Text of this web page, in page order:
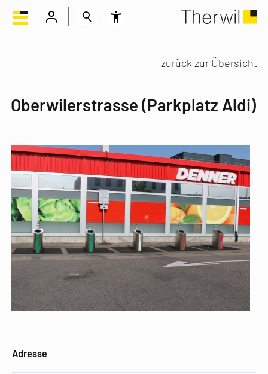
zurück zur Übersicht
Oberwilerstrasse (Parkplatz Aldi)
Adresse